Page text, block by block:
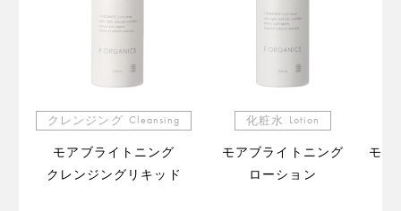
クレンジング Cleansing
モアブライトニング
クレンジングリキッド
化粧水 Lotion
モアブライトニング
ローション
モア